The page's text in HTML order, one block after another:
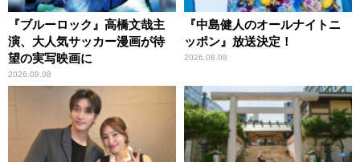
『ブルーロック』高橋文哉主
演、大人気サッカー漫画が待
望の実写映画に
2026.08.08
『中島健人のオールナイトニ
ッポン』放送決定！
2026.08.08